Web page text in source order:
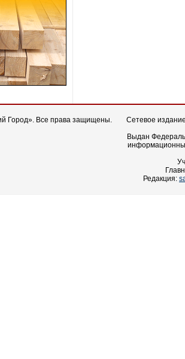
Город». Все права защищены.
Сетевое
Выдан
Редакция: